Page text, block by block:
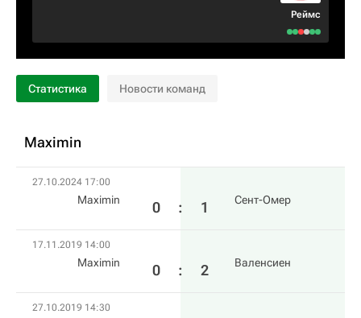
Реймс
Статистика Новости команд
Maximin
27.10.2024 17:00
Maximin 0 : 1 Сент-Омер
17.11.2019 14:00
Maximin 0 : 2 Валенсиен
27.10.2019 14:30